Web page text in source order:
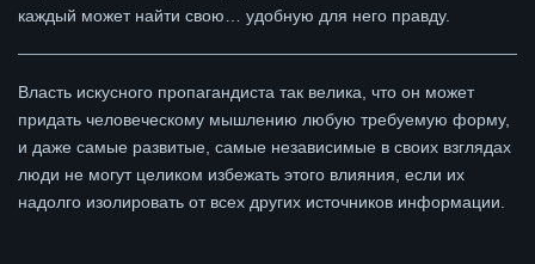
каждый может найти свою… удобную для него правду.
Власть искусного пропагандиста так велика, что он может
придать человеческому мышлению любую требуемую форму,
и даже самые развитые, самые независимые в своих взглядах
люди не могут целиком избежать этого влияния, если их
надолго изолировать от всех других источников информации.